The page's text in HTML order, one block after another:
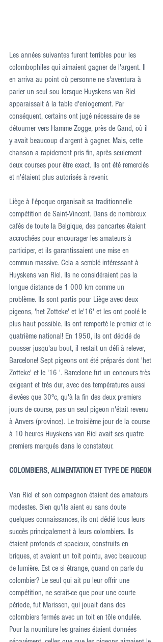
Les années suivantes furent terribles pour les
colombophiles qui aimaient gagner de l'argent. Il
en arriva au point où personne ne s'aventura à
parier un seul sou lorsque Huyskens van Riel
apparaissait à la table d'enlogement. Par
conséquent, certains ont jugé nécessaire de se
détourner vers Hamme Zogge, près de Gand, où il
y avait beaucoup d'argent à gagner. Mais, cette
chanson a rapidement pris fin, après seulement
deux courses pour être exact. Ils ont été remerciés
et n'étaient plus autorisés à revenir.
Liège à l'époque organisait sa traditionnelle
compétition de Saint-Vincent. Dans de nombreux
cafés de toute la Belgique, des pancartes étaient
accrochées pour encourager les amateurs à
participer, et ils garantissaient une mise en
commun massive. Cela a semblé intéressant à
Huyskens van Riel. Ils ne considéraient pas la
longue distance de 1 000 km comme un
problème. Ils sont partis pour Liège avec deux
pigeons, 'het Zotteke' et le'16' et les ont poolé le
plus haut possible. Ils ont remporté le premier et le
quatrième national! En 1950, ils ont décidé de
pousser jusqu'au bout, il restait un défi à relever,
Barcelone! Sept pigeons ont été préparés dont 'het
Zotteke' et le '16 '. Barcelone fut un concours très
exigeant et très dur, avec des températures aussi
élevées que 30°c, qu'à la fin des deux premiers
jours de course, pas un seul pigeon n'était revenu
à Anvers (province). Le troisième jour de la course
à 10 heures Huyskens van Riel avait ses quatre
premiers marqués dans le constateur.
COLOMBIERS, ALIMENTATION ET TYPE DE PIGEON
Van Riel et son compagnon étaient des amateurs
modestes. Bien qu'ils aient eu sans doute
quelques connaissances, ils ont dédié tous leurs
succès principalement à leurs colombiers. Ils
étaient profonds et spacieux, construits en
briques, et avaient un toit pointu, avec beaucoup
de lumière. Est ce si étrange, quand on parle du
colombier? Le seul qui ait pu leur offrir une
compétition, ne serait-ce que pour une courte
période, fut Marissen, qui jouait dans des
colombiers fermés avec un toit en tôle ondulée.
Pour la nourriture les graines étaient données